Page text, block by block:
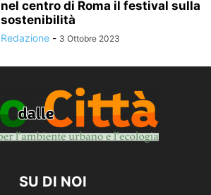
nel centro di Roma il festival sulla
sostenibilità
Redazione - 3 Ottobre 2023
SU DI NOI